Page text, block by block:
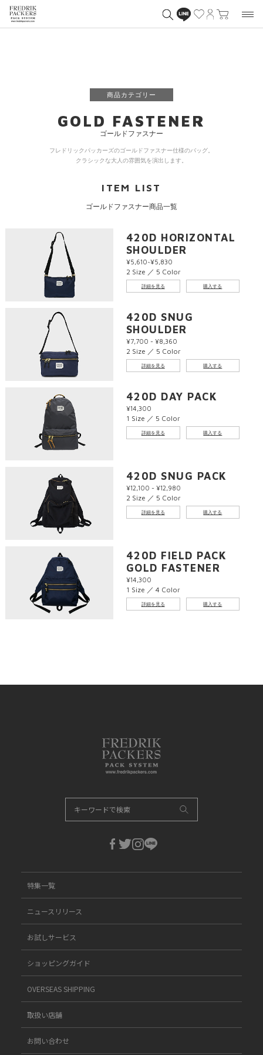
商品カテゴリー
GOLD FASTENER
ゴールドファスナー
フレドリックパッカーズのゴールドファスナー仕様のバッグ。
クラシックな大人の雰囲気を演出します。
ITEM LIST
ゴールドファスナー商品一覧
420D HORIZONTAL
SHOULDER
¥5,610~¥5,830
2 Size ／ 5 Color
詳細を見る 購入する
420D SNUG
SHOULDER
¥7,700 - ¥8,360
2 Size ／ 5 Color
詳細を見る 購入する
420D DAY PACK
¥14,300
1 Size ／ 5 Color
詳細を見る 購入する
420D SNUG PACK
¥12,100 - ¥12,980
2 Size ／ 5 Color
詳細を見る 購入する
420D FIELD PACK
GOLD FASTENER
¥14,300
1 Size ／ 4 Color
詳細を見る 購入する
特集一覧
ニュースリリース
お試しサービス
ショッピングガイド
OVERSEAS SHIPPING
取扱い店舗
お問い合わせ